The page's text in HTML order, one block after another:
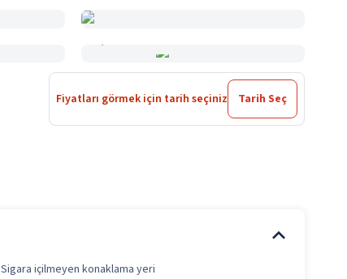
Fiyatları görmek için tarih seçiniz Tarih Seç
Sigara içilmeyen konaklama yeri